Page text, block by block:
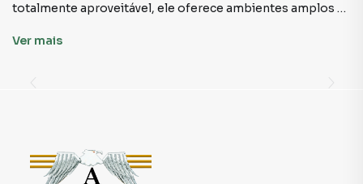
totalmente aproveitável, ele oferece ambientes amplos e
de operação — seja para indústria leve, logística,
deseja expandir suas ideias com liberdade. A estrutura
comporta desde atividades operacionais até ambientes
Ver mais